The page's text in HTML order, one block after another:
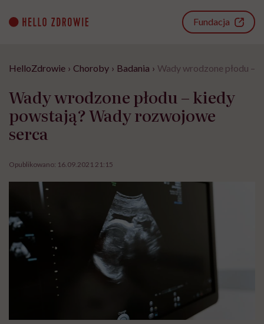
content
Fundacja
HelloZdrowie › Choroby › Badania › Wady wrodzone płodu –
Wady wrodzone płodu – kiedy
powstają? Wady rozwojowe
serca
Opublikowano: 16.09.2021 21:15